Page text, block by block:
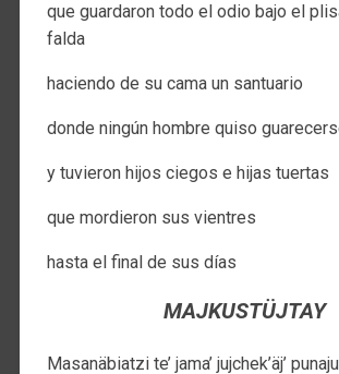
que guardaron todo el odio bajo el
falda
haciendo de su cama un santuario
donde ningún hombre quiso
y tuvieron hijos ciegos e hijas tuertas
que mordieron sus vientres
hasta el final de sus días
MAJKUSTÜJTAY
Masanäbiatzi te’ jama’ jujchek’äj’